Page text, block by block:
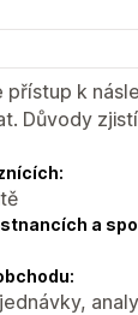
k
Důvody
a